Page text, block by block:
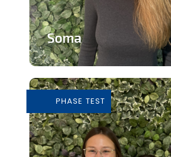
Soma
immersive
En savoir plus
PHASE TEST